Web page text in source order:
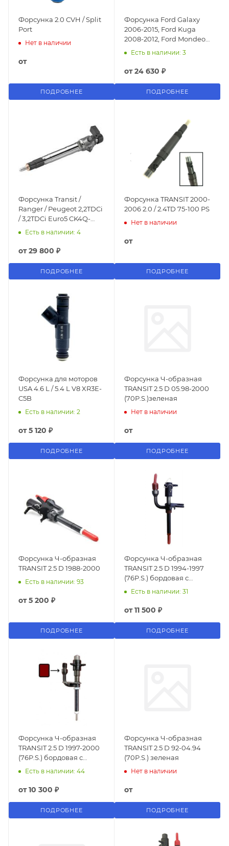
Форсунка 2.0 CVH / Split
Port
Нет в наличии
от
ПОДРОБНЕЕ
Форсунка Ford Galaxy
2006-2015, Ford Kuga
2008-2012, Ford Mondeo
IV 2007-2015, Ford S-MAX
Есть в наличии: 3
от24 630 ₽
ПОДРОБНЕЕ
Форсунка Transit /
Ranger / Peugeot 2,2TDCi
/ 3,2TDCi Euro5 CK4Q-
9K546-AA
Есть в наличии: 4
от29 800 ₽
ПОДРОБНЕЕ
Форсунка TRANSIT 2000-
2006 2.0 / 2.4TD 75-100 PS
Нет в наличии
от
ПОДРОБНЕЕ
Форсунка для моторов
USA 4.6 L / 5.4 L V8 XR3E-
C5B
Есть в наличии: 2
от5 120 ₽
ПОДРОБНЕЕ
Форсунка Ч-образная
TRANSIT 2.5 D 05.98-2000
(70P.S.)зеленая
Нет в наличии
от
ПОДРОБНЕЕ
Форсунка Ч-образная
TRANSIT 2.5 D 1988-2000
Есть в наличии: 93
от5 200 ₽
ПОДРОБНЕЕ
Форсунка Ч-образная
TRANSIT 2.5 D 1994-1997
(76P.S.) бордовая с
пластиковым
Есть в наличии: 31
от11 500 ₽
ПОДРОБНЕЕ
Форсунка Ч-образная
TRANSIT 2.5 D 1997-2000
(76P.S.) бордовая с
железным
Есть в наличии: 44
от10 300 ₽
ПОДРОБНЕЕ
Форсунка Ч-образная
TRANSIT 2.5 D 92-04.94
(70P.S.) зеленая
Нет в наличии
от
ПОДРОБНЕЕ